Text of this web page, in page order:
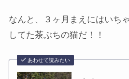
なんと、３ヶ月まえにはいち
してた茶ぶちの猫だ！！
あわせて読みたい